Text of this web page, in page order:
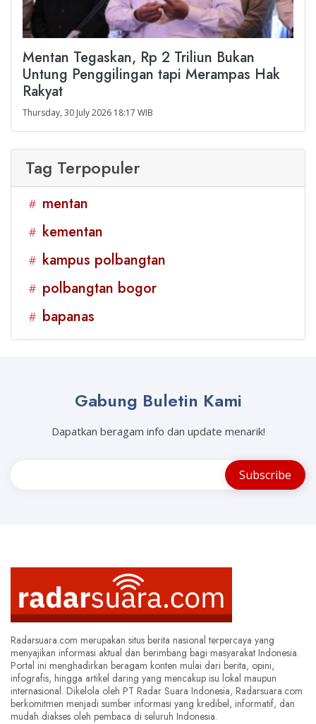
Mentan Tegaskan, Rp 2 Triliun Bukan
Untung Penggilingan tapi Merampas Hak
Rakyat
Thursday, 30 July 2026 18:17 WIB
Tag Terpopuler
# mentan
# kementan
# kampus polbangtan
# polbangtan bogor
# bapanas
Gabung Buletin Kami
Dapatkan beragam info dan update menarik!
Radarsuara.com merupakan situs berita nasional terpercaya yang
menyajikan informasi aktual dan berimbang bagi masyarakat Indonesia.
Portal ini menghadirkan beragam konten mulai dari berita, opini,
infografis, hingga artikel daring yang mencakup isu lokal maupun
internasional. Dikelola oleh PT Radar Suara Indonesia, Radarsuara.com
berkomitmen menjadi sumber informasi yang kredibel, informatif, dan
mudah diakses oleh pembaca di seluruh Indonesia.